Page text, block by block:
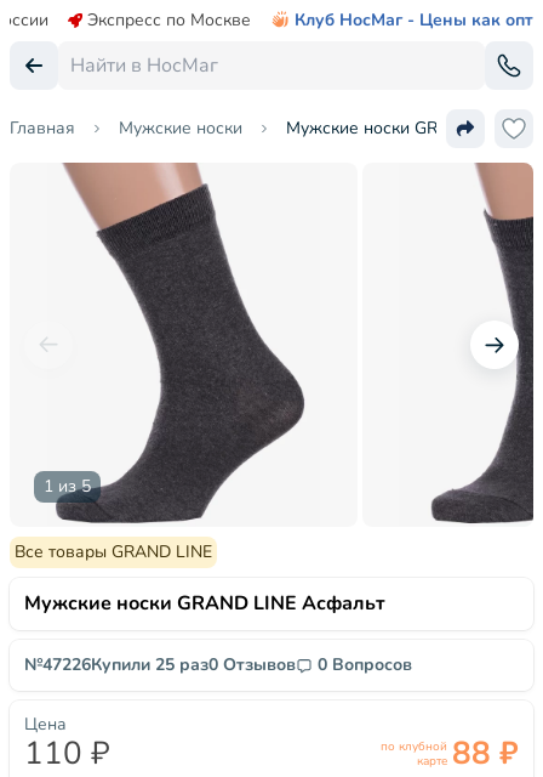
Экспресс по Москве Клуб НосМаг - Цены как опт
Главная Мужские носки Мужские носки GRAND LINE
1 из 5
Все товары GRAND LINE
Мужские носки GRAND LINE Асфальт
№47226Купили 25 раз0 Отзывов 0 Вопросов
Цена
110 ₽
по клубной
карте 88 ₽